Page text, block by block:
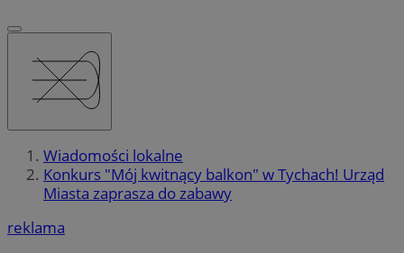
Wiadomości lokalne
Konkurs "Mój kwitnący balkon" w Tychach! Urząd
Miasta zaprasza do zabawy
reklama